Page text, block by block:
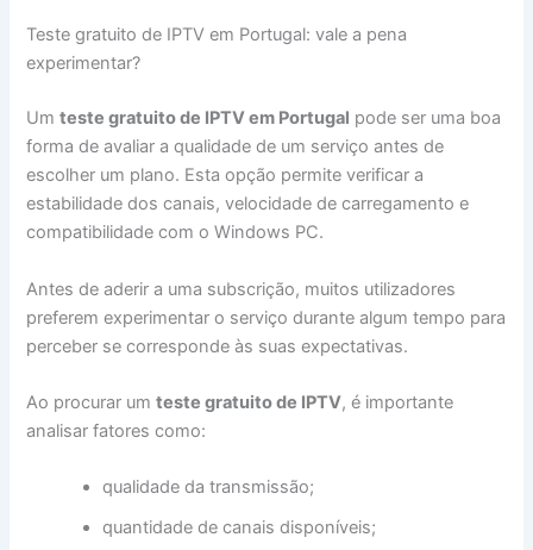
Teste gratuito de IPTV em Portugal: vale a pena
experimentar?
Umteste gratuito de IPTV em Portugal pode ser uma boa
forma de avaliar a qualidade de um serviço antes de
escolher um plano. Esta opção permite verificar a
estabilidade dos canais, velocidade de carregamento e
compatibilidade com o Windows PC.
Antes de aderir a uma subscrição, muitos utilizadores
preferem experimentar o serviço durante algum tempo para
perceber se corresponde às suas expectativas.
Ao procurar umteste gratuito de IPTV, é importante
analisar fatores como:
qualidade da transmissão;
quantidade de canais disponíveis;